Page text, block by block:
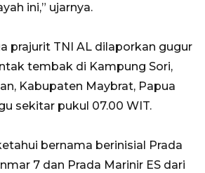
ini,” ujarnya.
prajurit TNI AL dilaporkan gugur
tembak di Kampung Sori,
Kabupaten Maybrat, Papua
sekitar pukul 07.00 WIT.
bernama berinisial Prada
7 dan Prada Marinir ES dari